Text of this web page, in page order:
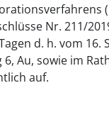
Nr. 211/
d. h. vom 16.
Au, sowie im
auf.